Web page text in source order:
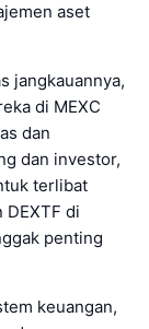
aset
jangkauannya,
di MEXC
dan
dan investor,
terlibat
di
penting
keuangan,